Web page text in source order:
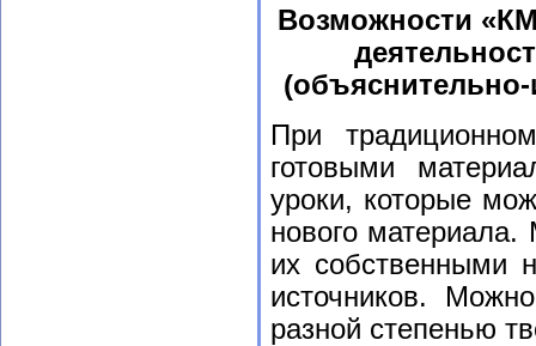
Возможности
При
готовыми
уроки, которые
нового материала.
их собственными
источников.
разной степенью